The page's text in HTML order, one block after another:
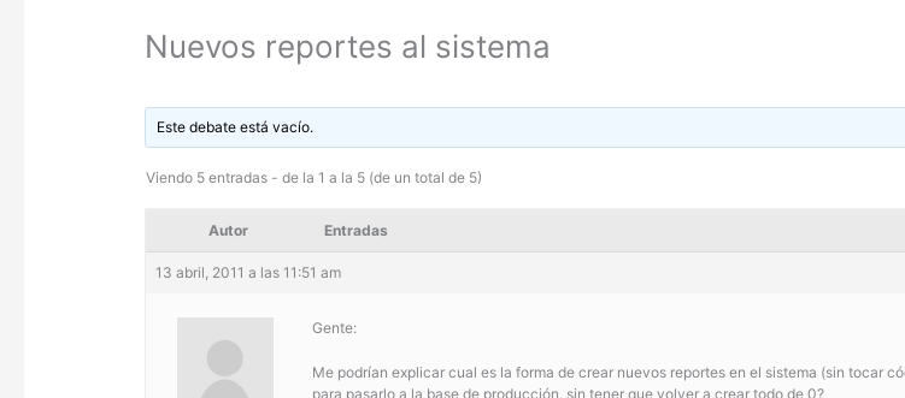
Nuevos reportes al sistema
Este debate está vacío.
Viendo 5 entradas - de la 1 a la 5 (de un total de 5)
Autor Entradas
13 abril, 2011 a las 11:51 am
Gente:
Me podrían explicar cual es la forma de crear nuevos reportes en el sistema (sin tocar
para pasarlo a la base de producción, sin tener que volver a crear todo de 0?